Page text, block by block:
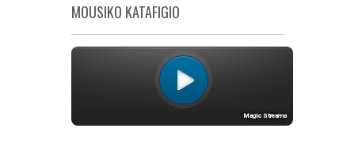
MOUSIKO KATAFIGIO